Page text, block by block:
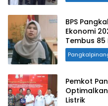
BPS
Ekonomi
Tembus 85
Pemkot
Listrik